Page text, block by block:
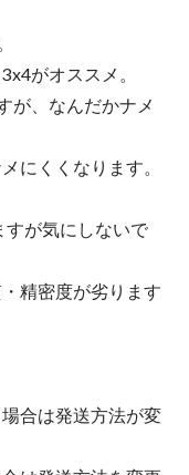
がオススメ。
が、なんだかナメ
にくくなります。
すが気にしないで
精密度が劣ります
合は発送方法が変